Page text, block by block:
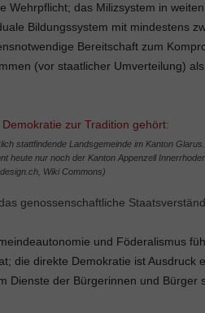
Wehrpflicht; das Milizsystem in
Bildungssystem mit mindestens
Bereitschaft zum
(vor staatlicher Umverteilung)
stattfindende Landsgemeinde im Kanton
heute nur noch der Kanton Appenzell
Wiki Commons)
genossenschaftliche
und Föderalismus
die direkte Demokratie ist Ausdruck
Dienste der Bürgerinnen und Bürger